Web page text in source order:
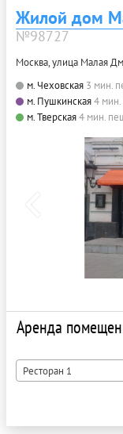
Жилой дом
№98727
Москва, улица Малая
м. Чеховская 3 мин.
м. Пушкинская4
м. Тверская4 мин.
Аренда
Ресторан 1